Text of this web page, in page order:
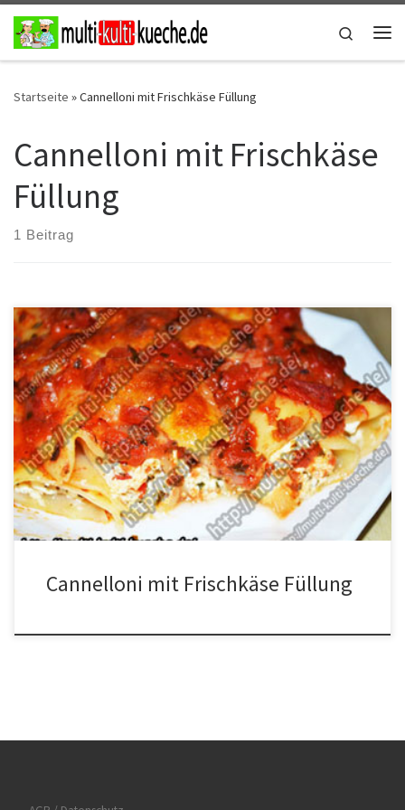
Zum Inhalt springen
Search
Startseite »Cannelloni mit Frischkäse Füllung
Cannelloni mit Frischkäse
Füllung
1 Beitrag
Zutaten 2 Dosen gehackte Tomaten Cannelloni 2 Zwiebeln 1
Knoblauchzehe 2 El. Öl etwas Basilikum Salz, Pfeffer 1 rote Paprika
400g Frischkäse 1 Ei Fett für den Backform 250g Mozzarella
Zubereitung Das Gemüse klein schneiden. Etwas Öl in die Pfanne
oder kleinen Topf geben und die Zwiebeln darin anbraten. Die
[…]
Cannelloni mit Frischkäse Füllung